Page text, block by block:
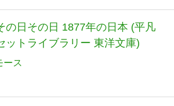
の日その日 1877年の日本 (平凡
ットライブラリー 東洋文庫)
ース